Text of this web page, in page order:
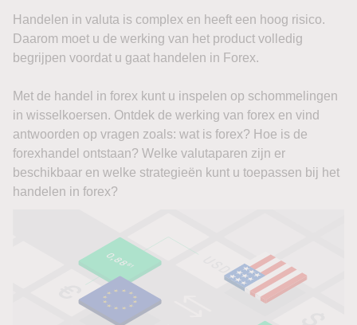
Handelen in valuta is complex en heeft een hoog risico.
Daarom moet u de werking van het product volledig
begrijpen voordat u gaat handelen in Forex.
Met de handel in forex kunt u inspelen op schommelingen
in wisselkoersen. Ontdek de werking van forex en vind
antwoorden op vragen zoals: wat is forex? Hoe is de
forexhandel ontstaan? Welke valutaparen zijn er
beschikbaar en welke strategieën kunt u toepassen bij het
handelen in forex?